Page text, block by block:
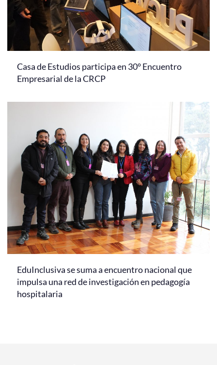
Casa de Estudios participa en 30° Encuentro
Empresarial de la CRCP
EduInclusiva se suma a encuentro nacional que
impulsa una red de investigación en pedagogía
hospitalaria